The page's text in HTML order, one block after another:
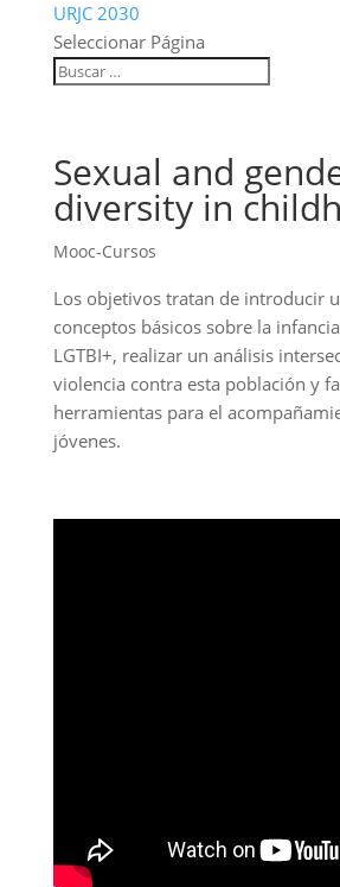
URJC 2030
Seleccionar Página
Sexual and
diversity in
Mooc-Cursos
Los objetivos tratan de introducir
conceptos básicos sobre la
LGTBI+, realizar un análisis
violencia contra esta población y
herramientas para el
jóvenes.